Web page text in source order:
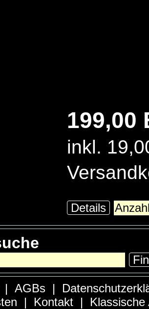
199,00
inkl.
Details
| AGBs |
| Kontakt |